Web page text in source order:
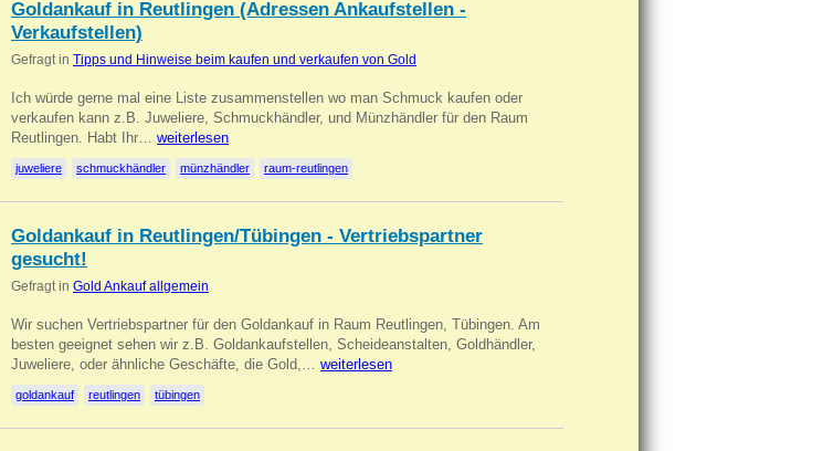
Goldankauf in Reutlingen (Adressen Ankaufstellen -
Verkaufstellen)
Gefragt in Tipps und Hinweise beim kaufen und verkaufen von Gold
Ich würde gerne mal eine Liste zusammenstellen wo man Schmuck kaufen oder
verkaufen kann z.B. Juweliere, Schmuckhändler, und Münzhändler für den Raum
Reutlingen. Habt Ihr… weiterlesen
juweliere schmuckhändler münzhändler raum-reutlingen
Goldankauf in Reutlingen/Tübingen - Vertriebspartner
gesucht!
Gefragt in Gold Ankauf allgemein
Wir suchen Vertriebspartner für den Goldankauf in Raum Reutlingen, Tübingen. Am
besten geeignet sehen wir z.B. Goldankaufstellen, Scheideanstalten, Goldhändler,
Juweliere, oder ähnliche Geschäfte, die Gold,… weiterlesen
goldankauf reutlingen tübingen